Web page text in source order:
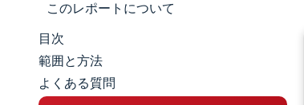
このレポートについて
市場規模とシェア
市場分析
目次
範囲と方法
よくある質問